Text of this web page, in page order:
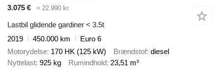
3.075 €
≈ 22.990 kr.
Lastbil glidende gardiner < 3.5t
2019
450.000 km
Euro 6
Motorydelse 170 HK (125 kW) Brændstof diesel
Nyttelast 925 kg Rumindhold 23,51 m³